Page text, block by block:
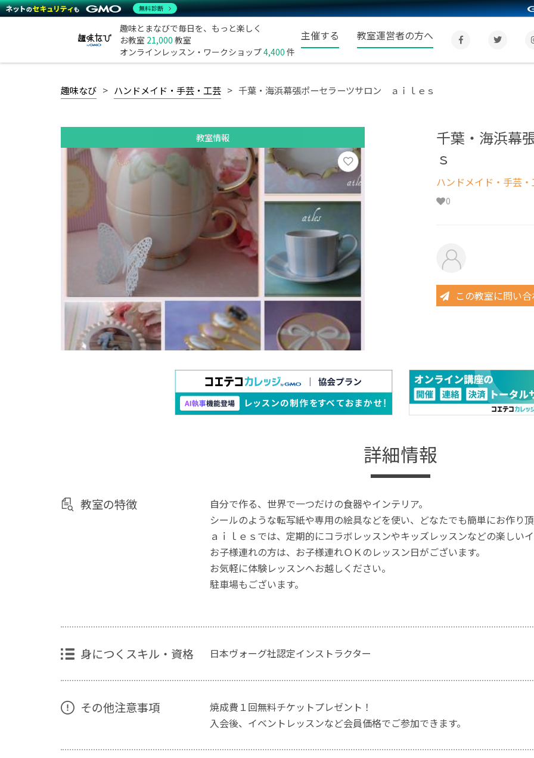
趣味とまなびで毎日を、もっと楽しく
お教室 21,000 教室
オンラインレッスン・ワークショップ4,400 件
主催する 教室運営者の方へ
趣味なび ハンドメイド・手芸・工芸 千葉・海浜幕張ポーセラーツサロン ａｉｌｅｓ
教室情報
千葉・海浜幕
ｓ
ハンドメイド・手芸
0
この教室に問い
詳細情報
教室の特徴
自分で作る、世界で一つだけの食器やインテリア。
シールのような転写紙や専用の絵具などを使い、どなたでも簡単にお作り頂
ａｉｌｅｓでは、定期的にコラボレッスンやキッズレッスンなどの楽しい
お子様連れの方は、お子様連れＯＫのレッスン日がございます。
お気軽に体験レッスンへお越しください。
駐車場もございます。
身につくスキル・資格 日本ヴォーグ社認定インストラクター
その他注意事項
焼成費１回無料チケットプレゼント！
入会後、イベントレッスンなど会員価格でご参加できます。
無料診断